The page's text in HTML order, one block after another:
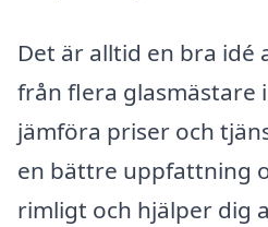
Det är alltid en bra
från flera glasmästare
jämföra priser och
en bättre uppfattning
rimligt och hjälper dig